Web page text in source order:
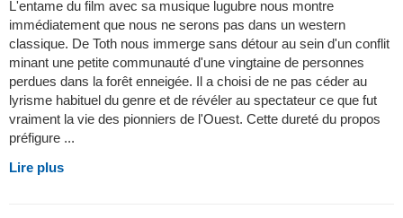
L'entame du film avec sa musique lugubre nous montre
immédiatement que nous ne serons pas dans un western
classique. De Toth nous immerge sans détour au sein d'un conflit
minant une petite communauté d'une vingtaine de personnes
perdues dans la forêt enneigée. Il a choisi de ne pas céder au
lyrisme habituel du genre et de révéler au spectateur ce que fut
vraiment la vie des pionniers de l'Ouest. Cette dureté du propos
préfigure ...
Lire plus